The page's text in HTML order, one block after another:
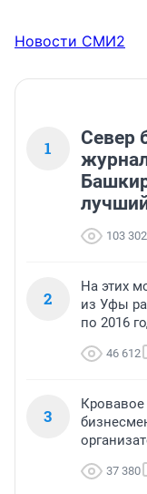
Новости СМИ2
1
Север
103 302
2
На этих
из Уфы
по 2016
46 612
3
37 380